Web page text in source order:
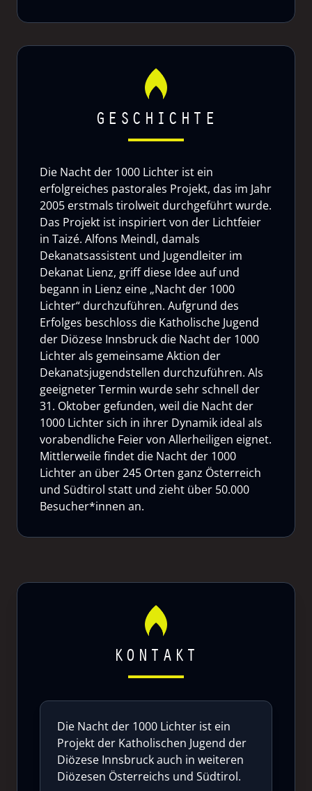
GESCHICHTE
Die Nacht der 1000 Lichter ist ein
erfolgreiches pastorales Projekt, das im Jahr
2005 erstmals tirolweit durchgeführt wurde.
Das Projekt ist inspiriert von der Lichtfeier
in Taizé. Alfons Meindl, damals
Dekanatsassistent und Jugendleiter im
Dekanat Lienz, griff diese Idee auf und
begann in Lienz eine „Nacht der 1000
Lichter“ durchzuführen. Aufgrund des
Erfolges beschloss die Katholische Jugend
der Diözese Innsbruck die Nacht der 1000
Lichter als gemeinsame Aktion der
Dekanatsjugendstellen durchzuführen. Als
geeigneter Termin wurde sehr schnell der
31. Oktober gefunden, weil die Nacht der
1000 Lichter sich in ihrer Dynamik ideal als
vorabendliche Feier von Allerheiligen eignet.
Mittlerweile findet die Nacht der 1000
Lichter an über 245 Orten ganz Österreich
und Südtirol statt und zieht über 50.000
Besucher*innen an.
KONTAKT
Die Nacht der 1000 Lichter ist ein
Projekt der Katholischen Jugend der
Diözese Innsbruck auch in weiteren
Diözesen Österreichs und Südtirol.